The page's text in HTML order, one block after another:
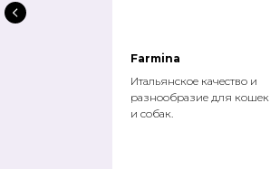
Farmina
Итальянское качество и
разнообразие для кошек
и собак.